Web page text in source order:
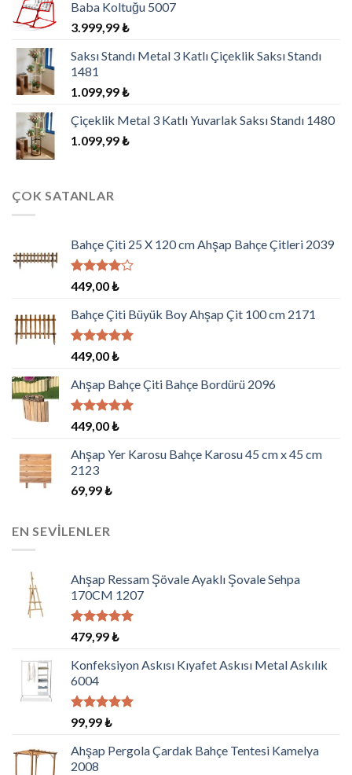
Baba Koltuğu 5007
3.999,99₺
Saksı Standı Metal 3 Katlı Çiçeklik Saksı Standı
1481
1.099,99₺
Çiçeklik Metal 3 Katlı Yuvarlak Saksı Standı 1480
1.099,99₺
ÇOK SATANLAR
Bahçe Çiti 25 X 120 cm Ahşap Bahçe Çitleri 2039
5
üzerinden
4.00
oy
aldı
449,00₺
Bahçe Çiti Büyük Boy Ahşap Çit 100 cm 2171
5 üzerinden
5.00oy
aldı
449,00₺
Ahşap Bahçe Çiti Bahçe Bordürü 2096
5 üzerinden
5.00oy
aldı
449,00₺
Ahşap Yer Karosu Bahçe Karosu 45 cm x 45 cm
2123
69,99₺
EN SEVILENLER
Ahşap Ressam Şövale Ayaklı Şovale Sehpa
170CM 1207
5 üzerinden
5.00oy
aldı
479,99₺
Konfeksiyon Askısı Kıyafet Askısı Metal Askılık
6004
5 üzerinden
5.00
aldı
99,99₺
Ahşap Pergola Çardak Bahçe Tentesi Kamelya
2008